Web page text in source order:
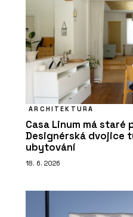
ARCHITEKTURA
Casa Linum má staré
Designérská dvojice
ubytování
18. 6. 2026